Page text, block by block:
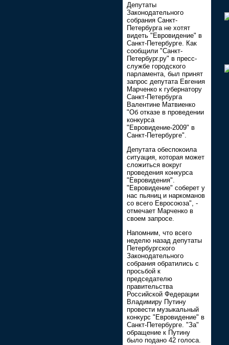
Депутаты
Законодательного
собрания Санкт-
Петербурга не хотят
видеть "Евровидение" в
Санкт-Петербурге. Как
сообщили "Санкт-
Петербург.ру" в пресс-
службе городского
парламента, был принят
запрос депутата Евгения
Марченко к губернатору
Санкт-Петербурга
Валентине Матвиенко
"Об отказе в проведении
конкурса
"Евровидение-2009" в
Санкт-Петербурге".
Депутата обеспокоила
ситуация, которая может
сложиться вокруг
проведения конкурса
"Евровидения".
"Евровидение" соберет у
нас пьяниц и наркоманов
со всего Евросоюза", -
отмечает Марченко в
своем запросе.
Напомним, что всего
неделю назад депутаты
Петербургского
Законодательного
собрания обратились с
просьбой к
председателю
правительства
Российской Федерации
Владимиру Путину
провести музыкальный
конкурс "Евровидение" в
Санкт-Петербурге. "За"
обращение к Путину
было подано 42 голоса.